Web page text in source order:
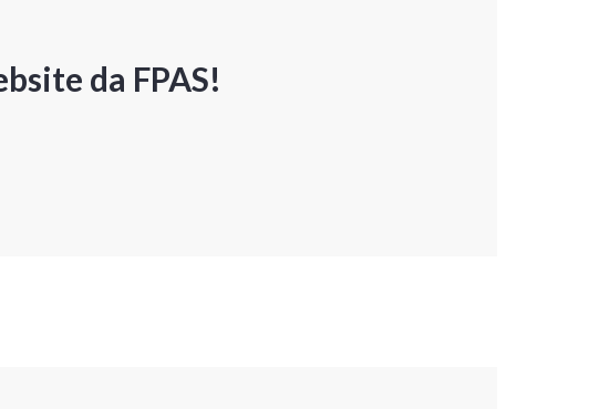
da FPAS!